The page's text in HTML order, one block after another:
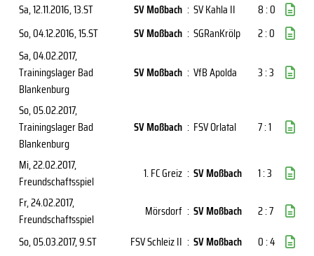
Sa, 12.11.2016, 13.ST SV Moßbach : SV Kahla II
8 : 0
So, 04.12.2016, 15.ST SV Moßbach : SGRanKrölp
2 : 0
Sa, 04.02.2017,
Trainingslager Bad
Blankenburg
SV Moßbach : VfB Apolda 3 : 3
So, 05.02.2017,
Trainingslager Bad
Blankenburg
SV Moßbach : FSV Orlatal 7 : 1
Mi, 22.02.2017,
Freundschaftsspiel
1. FC Greiz : SV Moßbach
1 : 3
Fr, 24.02.2017,
Freundschaftsspiel
Mörsdorf : SV Moßbach
2 : 7
So, 05.03.2017, 9.ST FSV Schleiz II : SV Moßbach
0 : 4